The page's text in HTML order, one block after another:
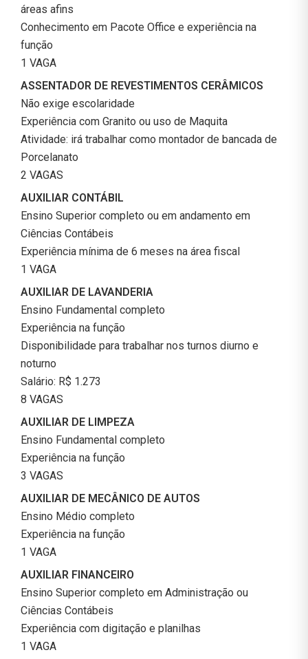
áreas afins
Conhecimento em Pacote Office e experiência na
função
1 VAGA
ASSENTADOR DE REVESTIMENTOS CERÂMICOS
Não exige escolaridade
Experiência com Granito ou uso de Maquita
Atividade: irá trabalhar como montador de bancada de
Porcelanato
2 VAGAS
AUXILIAR CONTÁBIL
Ensino Superior completo ou em andamento em
Ciências Contábeis
Experiência mínima de 6 meses na área fiscal
1 VAGA
AUXILIAR DE LAVANDERIA
Ensino Fundamental completo
Experiência na função
Disponibilidade para trabalhar nos turnos diurno e
noturno
Salário: R$ 1.273
8 VAGAS
AUXILIAR DE LIMPEZA
Ensino Fundamental completo
Experiência na função
3 VAGAS
AUXILIAR DE MECÂNICO DE AUTOS
Ensino Médio completo
Experiência na função
1 VAGA
AUXILIAR FINANCEIRO
Ensino Superior completo em Administração ou
Ciências Contábeis
Experiência com digitação e planilhas
1 VAGA